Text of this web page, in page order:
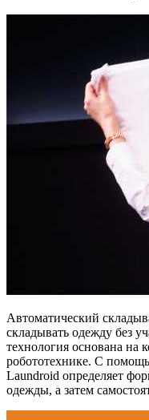
Автоматический
складывать одежду без
технология основана на
робототехнике. С
Laundroid определяет
одежды, а затем